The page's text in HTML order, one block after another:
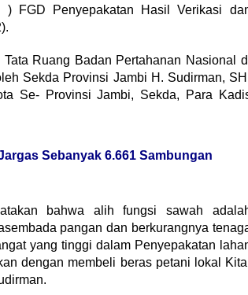
) FGD Penyepakatan Hasil Verikasi
Ruang Badan Pertahanan Nasional
Sekda Provinsi Jambi H. Sudirman,
Se- Provinsi Jambi, Sekda, Para
Sebanyak 6.661 Sambungan
bahwa alih fungsi sawah
pangan dan berkurangnya
yang tinggi dalam Penyepakatan
dengan membeli beras petani lokal